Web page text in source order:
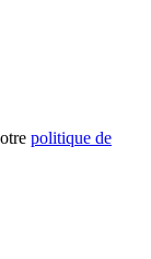
politique de